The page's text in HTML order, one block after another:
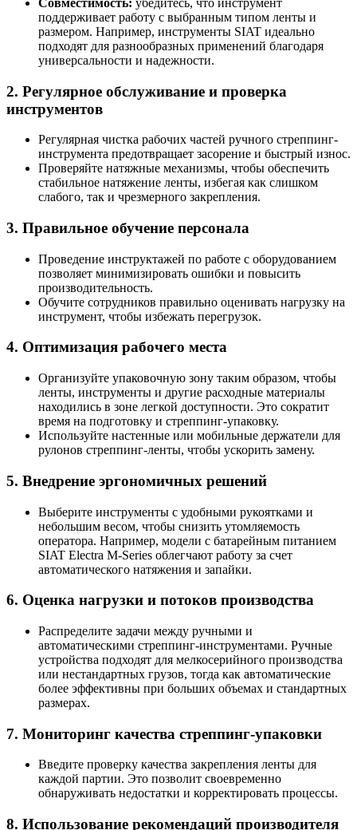
поддерживает работу с выбранным типом ленты и
размером. Например, инструменты SIAT идеально
подходят для разнообразных применений благодаря
универсальности и надежности.
2. Регулярное обслуживание и проверка
инструментов
Регулярная чистка рабочих частей ручного стреппинг-
инструмента предотвращает засорение и быстрый износ.
Проверяйте натяжные механизмы, чтобы обеспечить
стабильное натяжение ленты, избегая как слишком
слабого, так и чрезмерного закрепления.
3. Правильное обучение персонала
Проведение инструктажей по работе с оборудованием
позволяет минимизировать ошибки и повысить
производительность.
Обучите сотрудников правильно оценивать нагрузку на
инструмент, чтобы избежать перегрузок.
4. Оптимизация рабочего места
Организуйте упаковочную зону таким образом, чтобы
ленты, инструменты и другие расходные материалы
находились в зоне легкой доступности. Это сократит
время на подготовку и стреппинг-упаковку.
Используйте настенные или мобильные держатели для
рулонов стреппинг-ленты, чтобы ускорить замену.
5. Внедрение эргономичных решений
Выберите инструменты с удобными рукоятками и
небольшим весом, чтобы снизить утомляемость
оператора. Например, модели с батарейным питанием
SIAT Electra M-Series облегчают работу за счет
автоматического натяжения и запайки.
6. Оценка нагрузки и потоков производства
Распределите задачи между ручными и
автоматическими стреппинг-инструментами. Ручные
устройства подходят для мелкосерийного производства
или нестандартных грузов, тогда как автоматические
более эффективны при больших объемах и стандартных
размерах.
7. Мониторинг качества стреппинг-упаковки
Введите проверку качества закрепления ленты для
каждой партии. Это позволит своевременно
обнаруживать недостатки и корректировать процессы.
8. Использование рекомендаций производителя